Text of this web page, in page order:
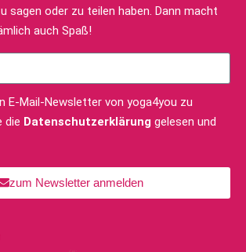
sagen oder zu teilen haben. Dann macht
auch Spaß!
E-Mail-Newsletter von yoga4you zu
die Datenschutzerklärung gelesen und
zum Newsletter anmelden